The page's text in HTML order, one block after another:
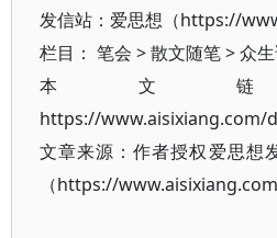
发信站：爱思想（https://
栏目： 笔会 >散文随笔>众
本文
https://www.aisixiang.com/
文章来源：作者授权爱思想
（https://www.aisixiang.com